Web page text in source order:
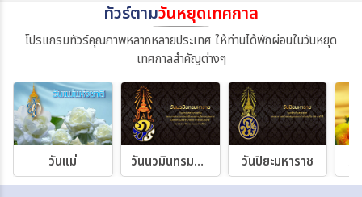
ทัวร์ตามวันหยุดเทศกาล
โปรแกรมทัวร์คุณภาพหลากหลายประเทศ ให้ท่านได้พักผ่อนในวันหยุด
เทศกาลสำคัญต่างๆ
วันแม่ วันนวมินทรมหาราช วันปิยะมหาราช